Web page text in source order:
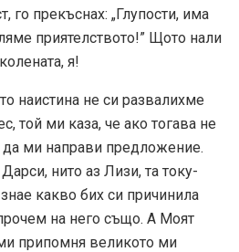
го прекъснах: „Глупости, има
приятелството!” Щото нали
я!
наистина не си развалихме
той ми каза, че ако тогава не
да ми направи предложение.
нито аз Лизи, та току-
какво бих си причинила
на него също. А Моят
припомня великото ми